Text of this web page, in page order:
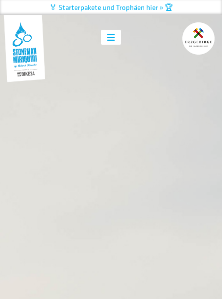
🏅 Starterpakete und Trophäen hier » 🏆